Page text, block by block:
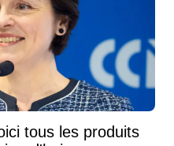
tous les produits